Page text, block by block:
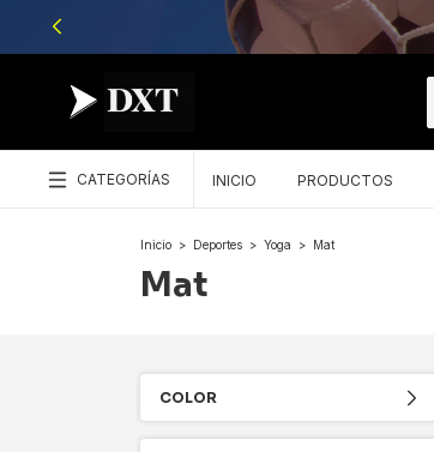
CATEGORÍAS INICIO PRODUCTOS
Inicio > Deportes > Yoga > Mat
Mat
COLOR